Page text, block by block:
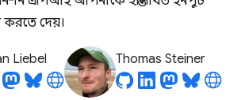
করতে দেয়।
Liebel Thomas Steiner